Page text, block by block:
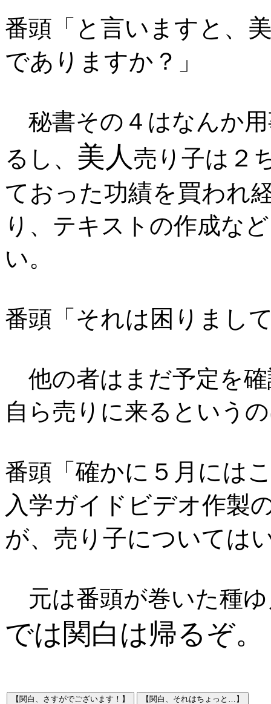
番頭「 と言いますと、
でありますか？ 」
秘書その４はなんか
るし、 美人 売り子は ２
ておった功績を買われ
り、テキストの作成な
い。
番頭「 それは困りまし
他の者はまだ予定を
自ら売りに来るという
番頭「 確かに５月には
入学ガイドビデオ作製
が、売り子については
元は番頭が巻いた種
では関白は帰るぞ。